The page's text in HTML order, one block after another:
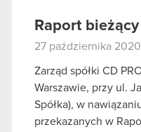
Raport
27 października 2020
Zarząd spółki CD
Warszawie, przy ul.
Spółka), w
przekazanych w